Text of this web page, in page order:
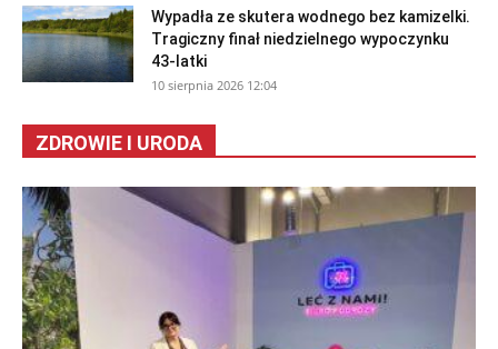
Wypadła ze skutera wodnego bez kamizelki.
Tragiczny finał niedzielnego wypoczynku
43-latki
10 sierpnia 2026 12:04
ZDROWIE I URODA